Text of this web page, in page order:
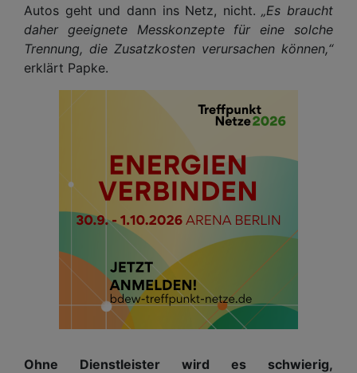
Autos geht und dann ins Netz, nicht. „Es braucht
daher geeignete Messkonzepte für eine solche
Trennung, die Zusatzkosten verursachen können,“
erklärt Papke.
Ohne Dienstleister wird es schwierig,